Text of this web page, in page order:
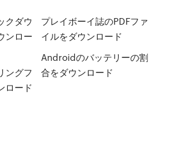
クダウ
ンロー
ングフ
ロード
プレイボーイ誌のPDFファ
イルをダウンロード
Androidのバッテリーの割
合をダウンロード